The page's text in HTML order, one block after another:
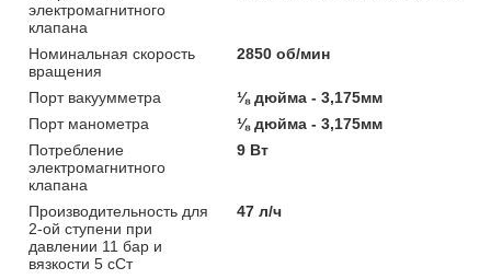
электромагнитного
клапана
Номинальная скорость
вращения
2850 об/мин
Порт вакуумметра
⅛ дюйма - 3,175мм
Порт манометра
⅛ дюйма - 3,175мм
Потребление
электромагнитного
клапана
9 Вт
Производительность для
2-ой ступени при
давлении 11 бар и
вязкости 5 сСт
47 л/ч